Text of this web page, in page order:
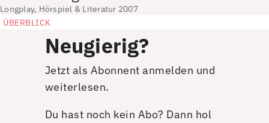
Longplay, Hörspiel & Literatur 2007
ÜBERBLICK
Neugierig?
Jetzt als Abonnent anmelden und
weiterlesen.
Du hast noch kein Abo? Dann hol